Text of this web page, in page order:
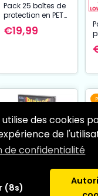
des cookies
de
de confidentialité
(8s)
Pack 25 boîtes de
protection en PET
pour jeux
PS1/Single
€19,99
Pack 25 boîtes de
protection en PET